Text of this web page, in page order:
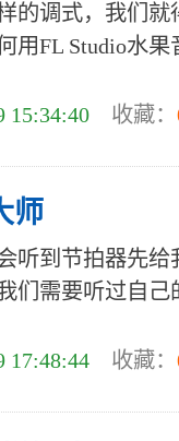
的调式，我们
用FL Studio水
15:34:40 收藏：
师
听到节拍器先
们需要听过自
17:48:44 收藏：